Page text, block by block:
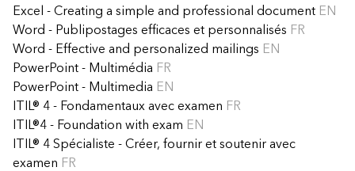
Excel - Creating a simple and professional document EN
Word - Publipostages efficaces et personnalisés FR
Word - Effective and personalized mailings EN
PowerPoint - Multimédia FR
PowerPoint - Multimedia EN
ITIL® 4 - Fondamentaux avec examen FR
ITIL®4 - Foundation with exam EN
ITIL® 4 Spécialiste - Créer, fournir et soutenir avec
examen FR